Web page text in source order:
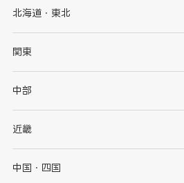
北海道・東北
北海道
岩手県
秋田県
関東
茨城県
群馬県
千葉県
中部
新潟県
石川県
近畿
大阪府
中国・四国